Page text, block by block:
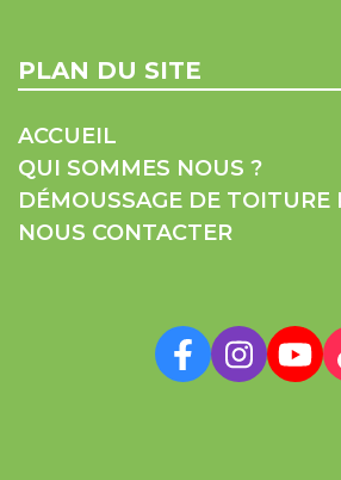
PLAN DU SITE
ACCUEIL
QUI SOMMES NOUS ?
DÉMOUSSAGE DE TOITURE
NOUS CONTACTER